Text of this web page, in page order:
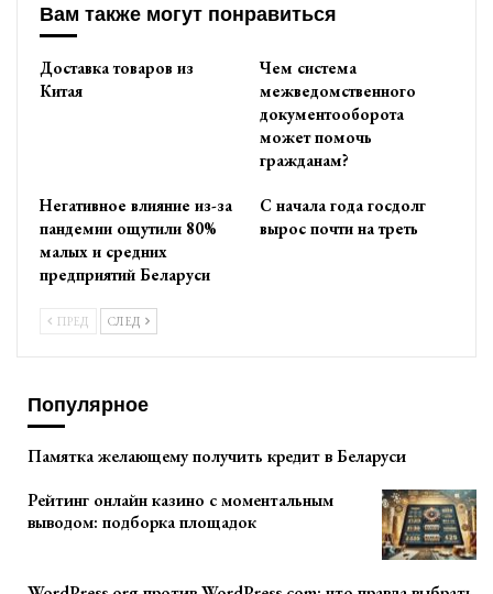
Вам также могут понравиться
Доставка товаров из
Китая
Чем система
межведомственного
документооборота
может помочь
гражданам?
Негативное влияние из-за
пандемии ощутили 80%
малых и средних
предприятий Беларуси
С начала года госдолг
вырос почти на треть
ПРЕД СЛЕД
Популярное
Памятка желающему получить кредит в Беларуси
Рейтинг онлайн казино с моментальным
выводом: подборка площадок